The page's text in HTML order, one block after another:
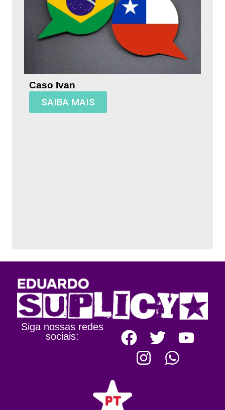
Caso Ivan
SAIBA MAIS
Siga nossas redes
sociais: